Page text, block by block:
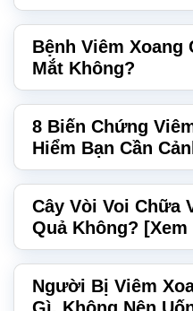
Bệnh Viêm Xoang
Mắt Không?
8 Biến Chứng
Hiểm Bạn Cần
Cây Vòi Voi Chữa
Quả Không? [Xem
Người Bị Viêm